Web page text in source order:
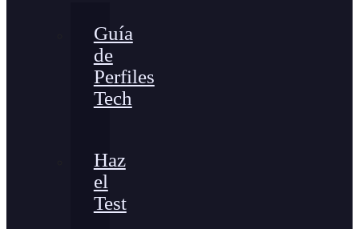
Guía
de
Perfiles
Tech
Haz
el
Test